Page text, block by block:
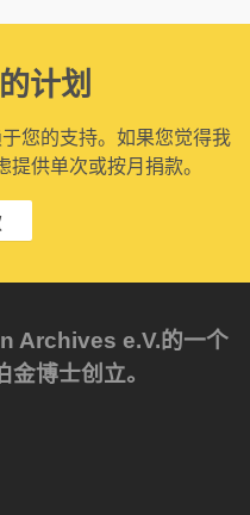
计划
您的支持。如果您觉得我
供单次或按月捐款。
Archives e.V.的一个
金博士创立。